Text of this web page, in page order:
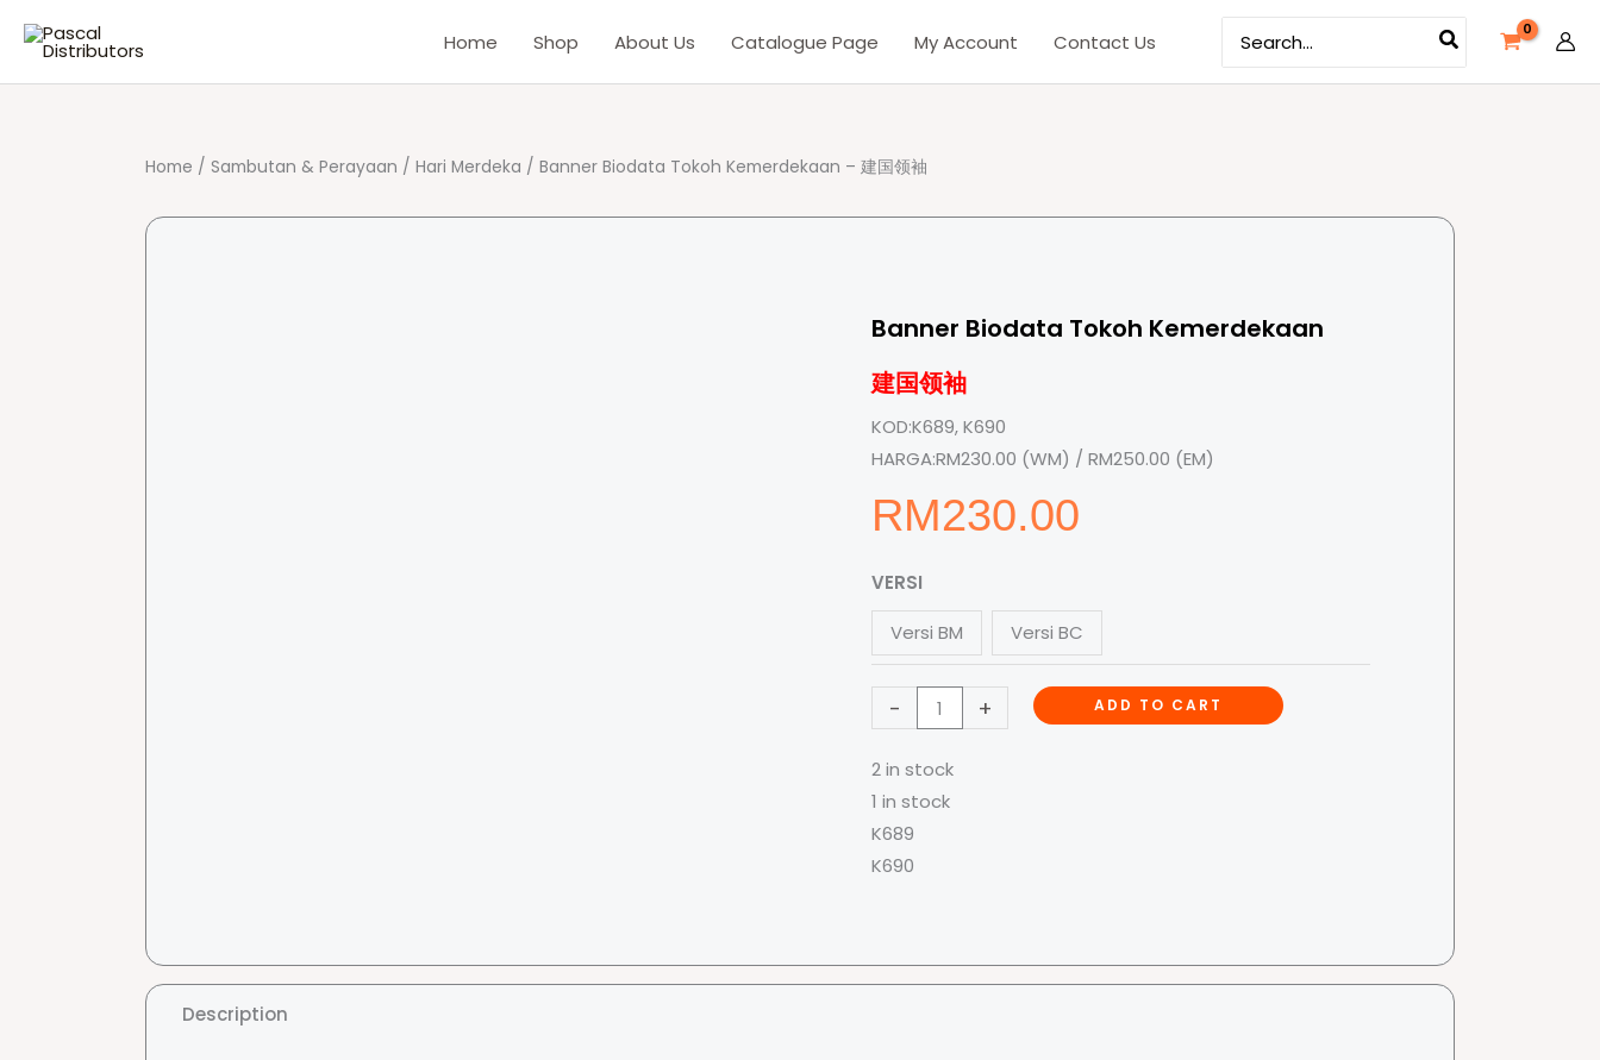
content
Home Shop About Us Catalogue Page My Account Contact Us
for:
Home / Sambutan & Perayaan / Hari Merdeka / Banner Biodata Tokoh Kemerdekaan – 建国领袖
Banner Biodata Tokoh Kemerdekaan
建国领袖
KOD:K689, K690
HARGA:RM230.00 (WM) / RM250.00 (EM)
RM230.00
VERSI
Versi BM
Versi BC
-
Banner
Biodata
Tokoh
国
领
袖
quantity
+ ADD TO CART
2 in stock
1 in stock
K689
K690
Description